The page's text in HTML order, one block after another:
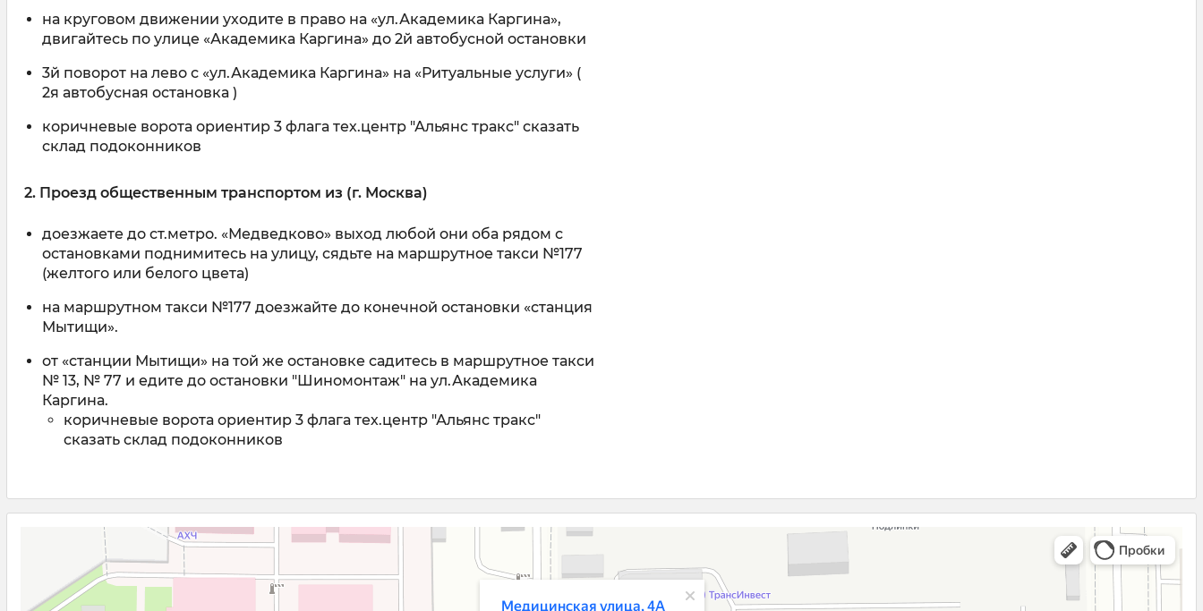
на круговом движении уходите в право на «ул.Академика Каргина»,
двигайтесь по улице «Академика Каргина» до 2й автобусной остановки
3й поворот на лево с «ул.Академика Каргина» на «Ритуальные услуги» (
2я автобусная остановка )
коричневые ворота ориентир 3 флага тех.центр "Альянс тракс" сказать
склад подоконников
2. Проезд общественным транспортом из (г. Москва)
доезжаете до ст.метро. «Медведково» выход любой они оба рядом с
остановками поднимитесь на улицу, сядьте на маршрутное такси №177
(желтого или белого цвета)
на маршрутном такси №177 доезжайте до конечной остановки «станция
Мытищи».
от «станции Мытищи» на той же остановке садитесь в маршрутное такси
№ 13, № 77 и едите до остановки "Шиномонтаж" на ул.Академика
Каргина.
коричневые ворота ориентир 3 флага тех.центр "Альянс тракс"
сказать склад подоконников